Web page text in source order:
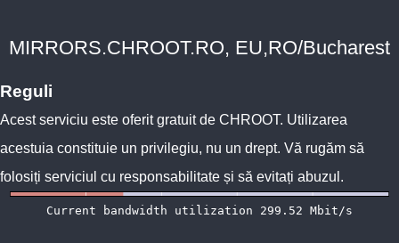
MIRRORS.CHROOT.RO, EU,RO/Bucharest
Reguli
Acest serviciu este oferit gratuit de CHROOT. Utilizarea
acestuia constituie un privilegiu, nu un drept. Vă rugăm să
folosiți serviciul cu responsabilitate și să evitați abuzul.